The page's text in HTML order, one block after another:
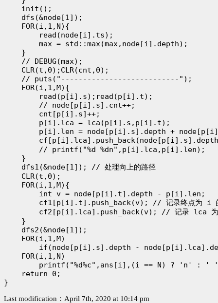
    init();
    dfs(&node[1]);
    FOR(i,1,N){
        read(node[i].ts);
        max = std::max(max,node[i].depth);
    }
    // DEBUG(max);
    CLR(t,0);CLR(cnt,0);
    // puts("---------------------------");
    FOR(i,1,M){
        read(p[i].s);read(p[i].t);
        // node[p[i].s].cnt++;
        cnt[p[i].s]++;
        p[i].lca = lca(p[i].s,p[i].t);
p[i].len = node[p[i].s].depth +
        // printf("%d %dn",p[i].lca,p[i].len);
    }
    dfs1(&node[1]); // 处理向上的路径
    CLR(t,0);
    FOR(i,1,M){
        int v = node[p[i].t].depth - p[i].len;
cf1[p[i].t].push_back(v); // 记录终点为 i
cf2[p[i].lca].push_back(v); // 记录 lca 为
    }
    dfs2(&node[1]);
    FOR(i,1,M)
if(node[p[i].s].depth -
    FOR(i,1,N)
printf("%d%c",ans[i],(i == N) ? 'n' : '
    return 0;
Last modification：April 7th, 2020 at 10:14 pm